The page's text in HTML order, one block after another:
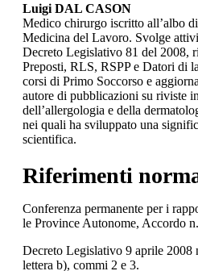
Luigi DAL CASON
Medico chirurgo iscritto all’albo
Medicina del Lavoro. Svolge
Decreto Legislativo 81 del 2008,
Preposti, RLS, RSPP e Datori di
corsi di Primo Soccorso e
autore di pubblicazioni su riviste
dell’allergologia e della
nei quali ha sviluppato una
scientifica.
Riferimenti
Conferenza permanente per i
le Province Autonome, Accordo
Decreto Legislativo 9 aprile 2008
lettera b), commi 2 e 3.